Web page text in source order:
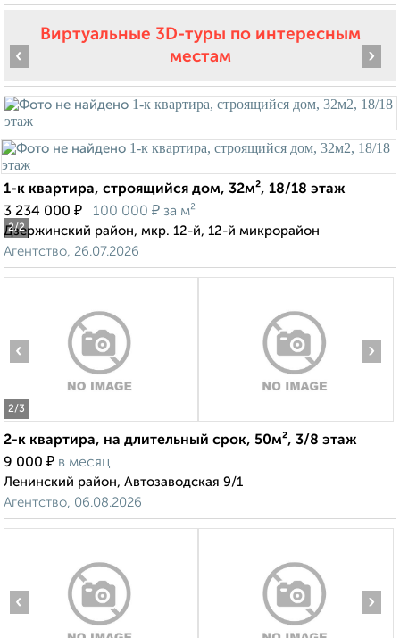
Виртуальные 3D-туры по интересным
местам
2/2
‹ ›
1-к квартира, строящийся дом, 32м², 18/18 этаж
3 234 000 ₽ 100 000 ₽ за м²
Дзержинский район, мкр. 12-й, 12-й микрорайон
Агентство, 26.07.2026
2/3
‹ ›
2-к квартира, на длительный срок, 50м², 3/8 этаж
9 000 ₽ в месяц
Ленинский район, Автозаводская 9/1
Агентство, 06.08.2026
‹ ›